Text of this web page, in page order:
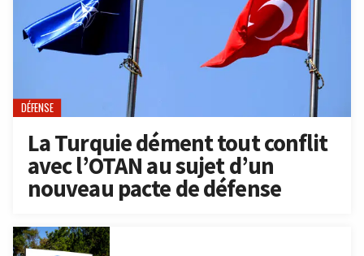
DÉFENSE
La Turquie dément tout conflit
avec l’OTAN au sujet d’un
nouveau pacte de défense